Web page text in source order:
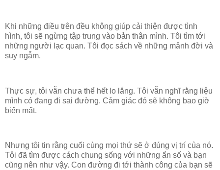
Khi những điều trên đều không giúp cải thiện được tình
hình, tôi sẽ ngừng tập trung vào bản thân mình. Tôi tìm tới
những người lạc quan. Tôi đọc sách về những mảnh đời và
suy ngẫm.
Thực sự, tôi vẫn chưa thể hết lo lắng. Tôi vẫn nghĩ rằng liệu
mình có đang đi sai đường. Cảm giác đó sẽ không bao giờ
biến mất.
Nhưng tôi tin rằng cuối cùng mọi thứ sẽ ở đúng vị trí của nó.
Tôi đã tìm được cách chung sống với những ẩn số và bạn
cũng nên như vậy. Con đường đi tới thành công của bạn sẽ